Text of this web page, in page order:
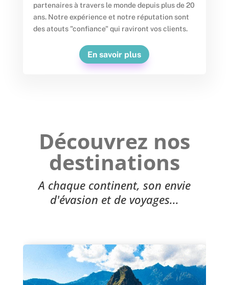
partenaires à travers le monde depuis plus de 20
ans. Notre expérience et notre réputation sont
des atouts "confiance" qui raviront vos clients.
En savoir plus
Découvrez nos
destinations
A chaque continent, son envie
d'évasion et de voyages...